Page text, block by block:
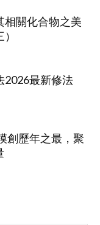
相關化合物之美
2026最新修法
創歷年之最，聚